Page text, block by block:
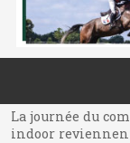
La journée du
indoor
La journée du
indoor